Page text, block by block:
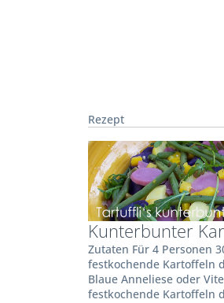
Rezept
Kunterbunter
Zutaten Für 4 Personen
festkochende Kartoffeln
Blaue Anneliese oder
festkochende Kartoffeln